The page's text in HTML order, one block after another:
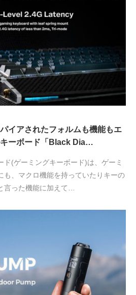
イアされたフォルムも機能もエ
ーボード「Black Dia…
ド(ゲーミングキーボード)は、ゲーミ
も、マクロ機能を持っていたりキーの
言った機能に加えて…